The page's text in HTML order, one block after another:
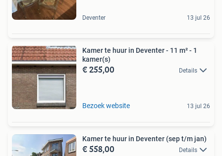
Deventer 13 jul 26
Kamer te huur in Deventer - 11 m² - 1
kamer(s)
€ 255,00 Details
Bezoek website 13 jul 26
Kamer te huur in Deventer (sep t/m jan)
€ 558,00 Details